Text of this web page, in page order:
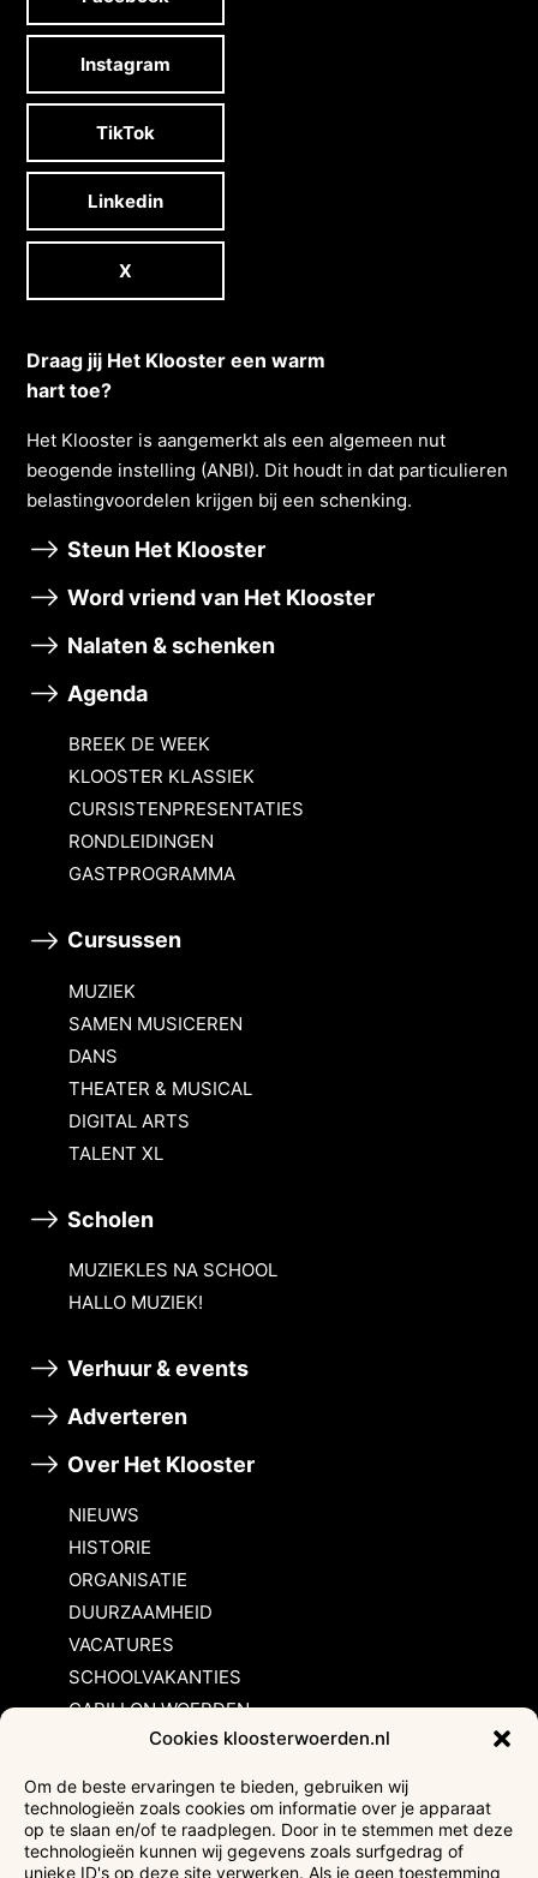
Cookies kloosterwoerden.nl
Om de beste ervaringen te bieden, gebruiken wij
technologieën zoals cookies om informatie over je apparaat
op te slaan en/of te raadplegen. Door in te stemmen met deze
technologieën kunnen wij gegevens zoals surfgedrag of
unieke ID's op deze site verwerken. Als je geen toestemming
Instagram
TikTok
Linkedin
X
Draag jij Het Klooster een warm
hart toe?
Het Klooster is aangemerkt als een algemeen nut
beogende instelling (ANBI). Dit houdt in dat particulieren
belastingvoordelen krĳgen bĳ een schenking.
Steun Het Klooster
Word vriend van Het Klooster
Nalaten & schenken
Agenda
BREEK DE WEEK
KLOOSTER KLASSIEK
CURSISTENPRESENTATIES
RONDLEIDINGEN
GASTPROGRAMMA
Cursussen
MUZIEK
SAMEN MUSICEREN
DANS
THEATER & MUSICAL
DIGITAL ARTS
TALENT XL
Scholen
MUZIEKLES NA SCHOOL
HALLO MUZIEK!
Verhuur & events
Adverteren
Over Het Klooster
NIEUWS
HISTORIE
ORGANISATIE
DUURZAAMHEID
VACATURES
SCHOOLVAKANTIES
CARILLON WOERDEN
Inschrijvingsvoorwaarden
Bezoekersvoorwaarden
Huurvoorwaarden